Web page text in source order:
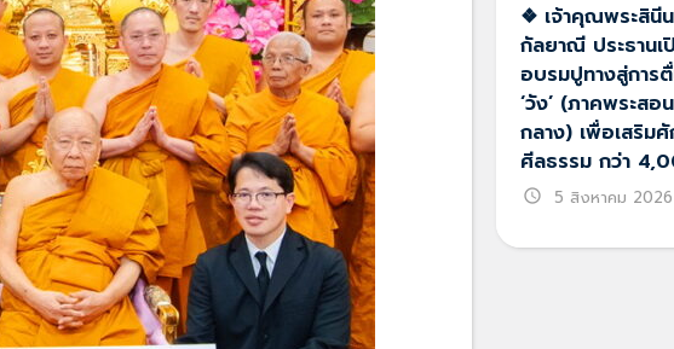
❖ เจ้าคุณพระสินี
กัลยาณี ประธานเ
อบรมปูทางสู่การ
‘วัง’ (ภาคพระส
กลาง) เพื่อเสริม
ศีลธรรม กว่า
schedule 5 สิงหาคม 2026